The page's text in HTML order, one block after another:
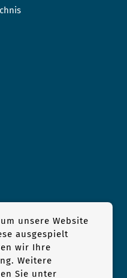
unsere Website
ausgespielt
wir Ihre
Weitere
Sie unter